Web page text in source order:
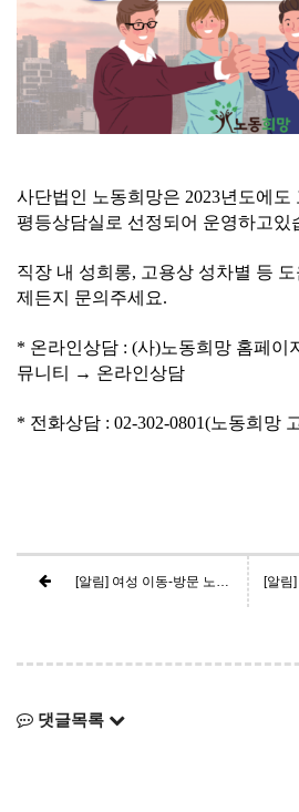
사단법인 노동희망은 2023년도에도
평등상담실로 선정되어 운영하고있
직장 내 성희롱, 고용상 성차별 등
제든지 문의주세요.
* 온라인상담 : (사)노동희망 홈페이
뮤니티 → 온라인상담
* 전화상담 : 02-302-0801(노동희망
[알림] 여성 이동-방문 노동자 권익보호 프로젝트 "FOR, REST" 참여기관 모집
댓글목록